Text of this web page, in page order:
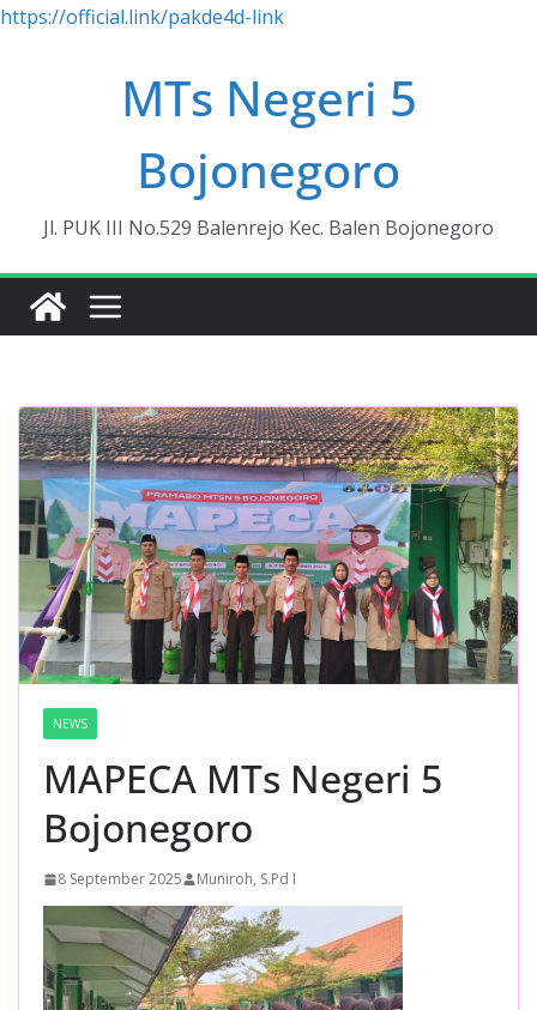
https://official.link/pakde4d-link
MTs Negeri 5
Bojonegoro
Jl. PUK III No.529 Balenrejo Kec. Balen Bojonegoro
NEWS
MAPECA MTs Negeri 5
Bojonegoro
8 September 2025 Muniroh, S.Pd I